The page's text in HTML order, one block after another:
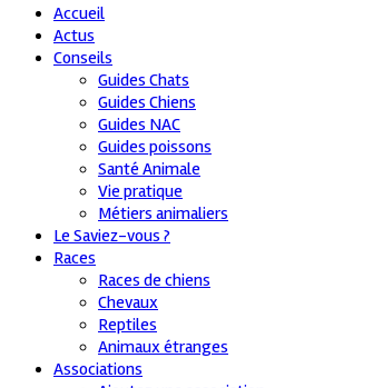
Accueil
Actus
Conseils
Guides Chats
Guides Chiens
Guides NAC
Guides poissons
Santé Animale
Vie pratique
Métiers animaliers
Le Saviez-vous ?
Races
Races de chiens
Chevaux
Reptiles
Animaux étranges
Associations